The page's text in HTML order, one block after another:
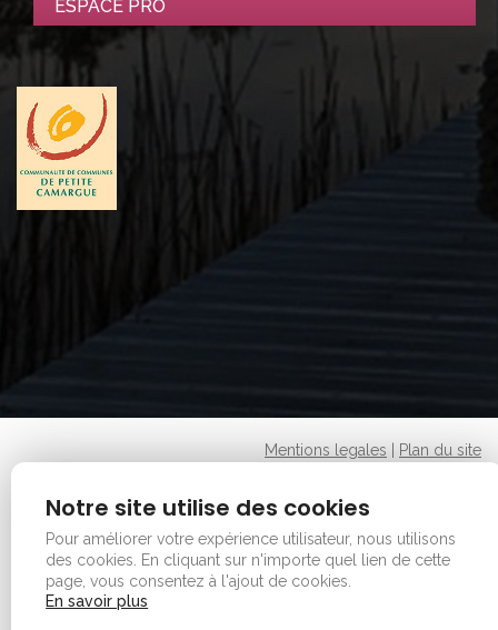
ESPACE PRO
Mentions legales
Plan du site
Notre site utilise des cookies
Pour améliorer votre expérience utilisateur, nous utilisons
des cookies.
En cliquant sur n'importe quel lien de cette
page, vous consentez à l'ajout de cookies.
En savoir plus